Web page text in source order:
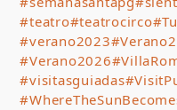
#teatro#teatrocirco
#verano2023
#Verano2026
#visitasguiadas